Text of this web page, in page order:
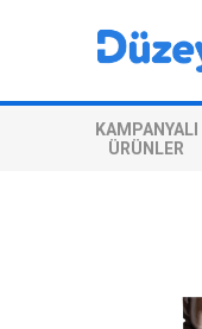
KAMPANYALI
ÜRÜNLER